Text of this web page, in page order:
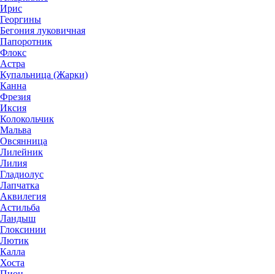
Ирис
Георгины
Бегония луковичная
Папоротник
Флокс
Астра
Купальница (Жарки)
Канна
Фрезия
Иксия
Колокольчик
Мальва
Овсянница
Лилейник
Лилия
Гладиолус
Лапчатка
Аквилегия
Астильба
Ландыш
Глоксинии
Лютик
Калла
Хоста